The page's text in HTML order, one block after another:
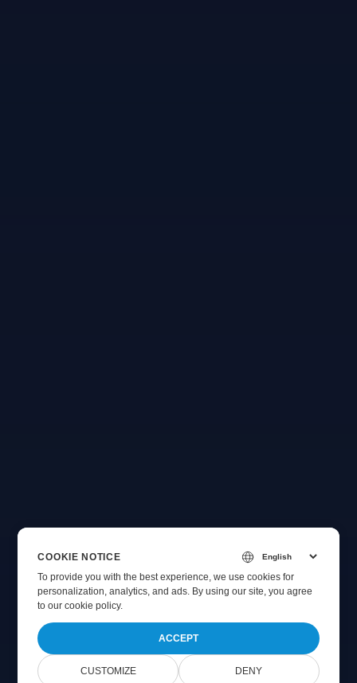
COOKIE NOTICE
To provide you with the best experience, we use cookies for
personalization, analytics, and ads. By using our site, you agree
toour cookie policy.
ACCEPT
CUSTOMIZE DENY